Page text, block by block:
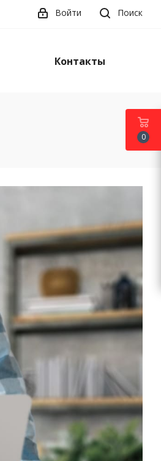
Поиск
Войти
Контакты
0